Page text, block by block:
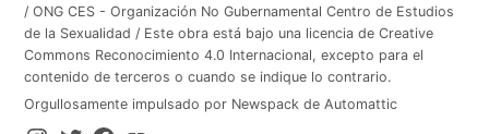
/ ONG CES - Organización No Gubernamental Centro de Estudios
de la Sexualidad / Este obra está bajo una licencia de Creative
Commons Reconocimiento 4.0 Internacional, excepto para el
contenido de terceros o cuando se indique lo contrario.
Orgullosamente impulsado por Newspack de Automattic